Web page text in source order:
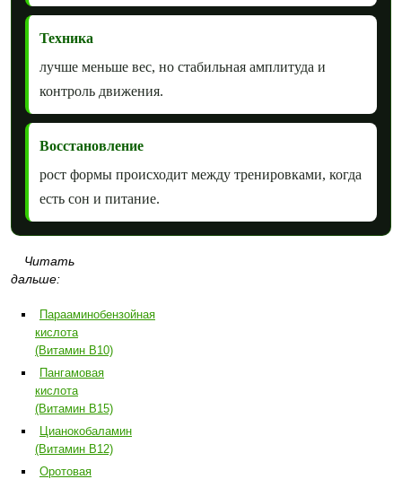
Техника
лучше меньше вес, но стабильная амплитуда и
контроль движения.
Восстановление
рост формы происходит между тренировками, когда
есть сон и питание.
Читать
дальше:
Парааминобензойная
кислота
(Витамин B10)
Пангамовая
кислота
(Витамин B15)
Цианокобаламин
(Витамин B12)
Оротовая